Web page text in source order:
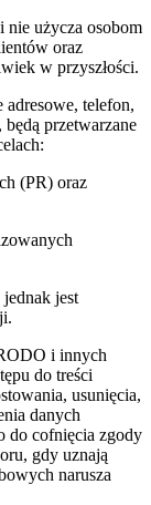
nie użycza osobom
oraz
w przyszłości.
adresowe, telefon,
przetwarzane
(PR) oraz
jest
i innych
do treści
usunięcia,
danych
do cofnięcia zgody
gdy uznają
narusza